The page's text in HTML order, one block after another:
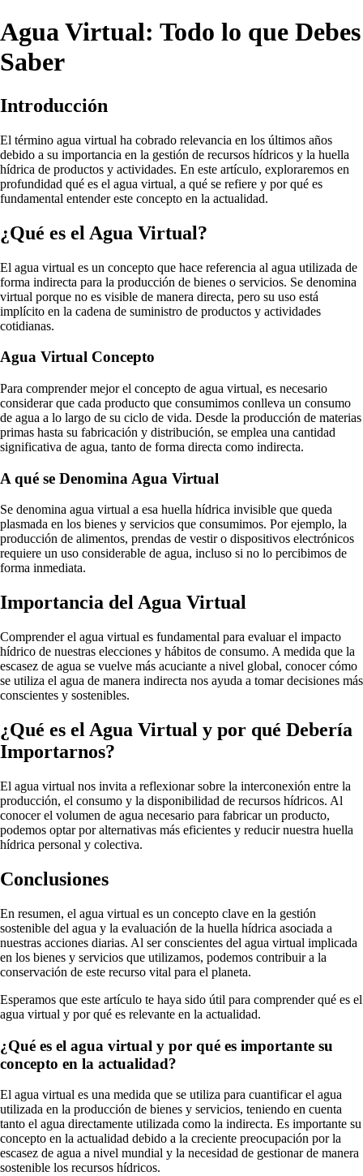
Agua Virtual: Todo lo que Debes
Saber
Introducción
El término agua virtual ha cobrado relevancia en los últimos años
debido a su importancia en la gestión de recursos hídricos y la huella
hídrica de productos y actividades. En este artículo, exploraremos en
profundidad qué es el agua virtual, a qué se refiere y por qué es
fundamental entender este concepto en la actualidad.
¿Qué es el Agua Virtual?
El agua virtual es un concepto que hace referencia al agua utilizada de
forma indirecta para la producción de bienes o servicios. Se denomina
virtual porque no es visible de manera directa, pero su uso está
implícito en la cadena de suministro de productos y actividades
cotidianas.
Agua Virtual Concepto
Para comprender mejor el concepto de agua virtual, es necesario
considerar que cada producto que consumimos conlleva un consumo
de agua a lo largo de su ciclo de vida. Desde la producción de materias
primas hasta su fabricación y distribución, se emplea una cantidad
significativa de agua, tanto de forma directa como indirecta.
A qué se Denomina Agua Virtual
Se denomina agua virtual a esa huella hídrica invisible que queda
plasmada en los bienes y servicios que consumimos. Por ejemplo, la
producción de alimentos, prendas de vestir o dispositivos electrónicos
requiere un uso considerable de agua, incluso si no lo percibimos de
forma inmediata.
Importancia del Agua Virtual
Comprender el agua virtual es fundamental para evaluar el impacto
hídrico de nuestras elecciones y hábitos de consumo. A medida que la
escasez de agua se vuelve más acuciante a nivel global, conocer cómo
se utiliza el agua de manera indirecta nos ayuda a tomar decisiones más
conscientes y sostenibles.
¿Qué es el Agua Virtual y por qué Debería
Importarnos?
El agua virtual nos invita a reflexionar sobre la interconexión entre la
producción, el consumo y la disponibilidad de recursos hídricos. Al
conocer el volumen de agua necesario para fabricar un producto,
podemos optar por alternativas más eficientes y reducir nuestra huella
hídrica personal y colectiva.
Conclusiones
En resumen, el agua virtual es un concepto clave en la gestión
sostenible del agua y la evaluación de la huella hídrica asociada a
nuestras acciones diarias. Al ser conscientes del agua virtual implicada
en los bienes y servicios que utilizamos, podemos contribuir a la
conservación de este recurso vital para el planeta.
Esperamos que este artículo te haya sido útil para comprender qué es el
agua virtual y por qué es relevante en la actualidad.
¿Qué es el agua virtual y por qué es importante su
concepto en la actualidad?
El agua virtual es una medida que se utiliza para cuantificar el agua
utilizada en la producción de bienes y servicios, teniendo en cuenta
tanto el agua directamente utilizada como la indirecta. Es importante su
concepto en la actualidad debido a la creciente preocupación por la
escasez de agua a nivel mundial y la necesidad de gestionar de manera
sostenible los recursos hídricos.